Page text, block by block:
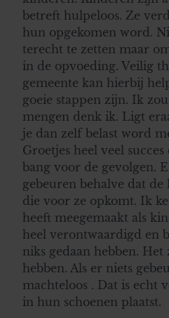
betreft hulpeloos. Ze
hun opgekomen word.
terecht te zetten maar
in de opvoeding. Veilig
gemeente kan hierbij
goeie stappen zijn. Ik
mengen denk ik. Ligt
je dan zelf belast word
Groetjes heel veel
bang voor de gevolgen.
gebeuren behalve dat de
die voor ze opkomt. Ik
heeft meegemaakt als
heel verontwaardigd en
niks gedaan hebben.
hebben. Als er niets
machteloos . Dat is echt
in hun schoenen plaatst.